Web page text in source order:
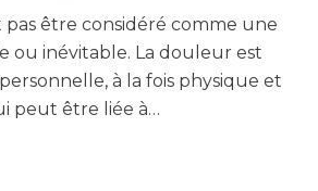
pas être considéré comme une
ou inévitable. La douleur est
à la fois physique et
peut être liée à…